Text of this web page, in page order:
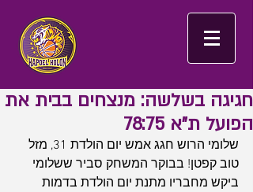
חגיגה בשלשה: מנצחים בבית את
הפועל ת"א 78:75
שלומי הרוש חגג אמש יום הולדת 31, מזל
טוב קפטן! בבוקר המשחק סביר ששלומי
ביקש מחבריו מתנת יום הולדת בדמות